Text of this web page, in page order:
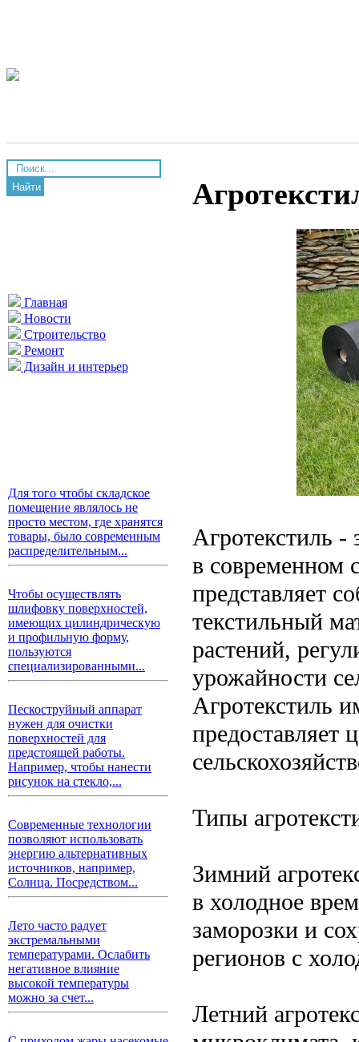
Найти
Главная
Новости
Строительство
Ремонт
Дизайн и интерьер
Для того чтобы складское
помещение являлось не
просто местом, где хранятся
товары, было современным
распределительным...
Чтобы осуществлять
шлифовку поверхностей,
имеющих цилиндрическую
и профильную форму,
пользуются
специализированными...
Пескоструйный аппарат
нужен для очистки
поверхностей для
предстоящей работы.
Например, чтобы нанести
рисунок на стекло,...
Современные технологии
позволяют использовать
энергию альтернативных
источников, например,
Солнца. Посредством...
Лето часто радует
экстремальными
температурами. Ослабить
негативное влияние
высокой температуры
можно за счет...
Агротекстиль -
в современном
представляет
текстильный
растений,
урожайности
Агротекстиль
предоставляет
Типы
Зимний
в холодное
заморозки и
регионов с
Летний